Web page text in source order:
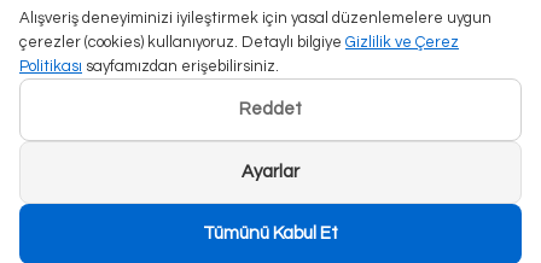
Alışveriş deneyiminizi iyileştirmek için yasal düzenlemelere uygun
çerezler (cookies) kullanıyoruz. Detaylı bilgiye Gizlilik ve Çerez
Politikası sayfamızdan erişebilirsiniz.
Reddet
Ayarlar
Tümünü Kabul Et